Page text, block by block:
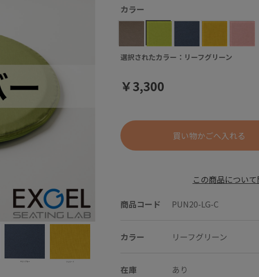
￥3,300
商品コード PUN20-LG-C
カラー リーフグリーン
在庫 あり
カラー
選択されたカラー：リーフグリーン
買い物かごへ入れる
この商品につい